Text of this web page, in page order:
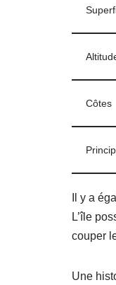
Côtes
Il y a
L’île
couper
Une